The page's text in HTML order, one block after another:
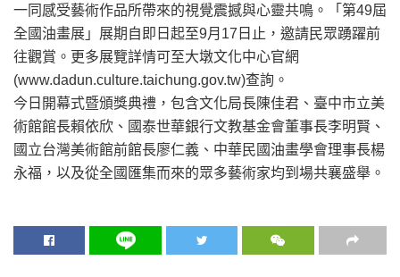
一同感受藝術作品所帶來的視覺震撼與心靈共鳴。「第49屆
全國油畫展」展期自即日起至9月17日止，邀請民眾踴躍前
往觀賞。更多展覽詳情可至大墩文化中心官網
(www.dadun.culture.taichung.gov.tw)查詢。
今日開幕式暨頒獎典禮，包含文化局長陳佳君、臺中市立美
術館館長賴依欣、國泰世華銀行文教基金會董事長李明賢、
國立台灣美術館前館長廖仁義、中華民國油畫學會理事長楊
永福，以及從全國匯集而來的眾多藝術家均到場共襄盛舉。